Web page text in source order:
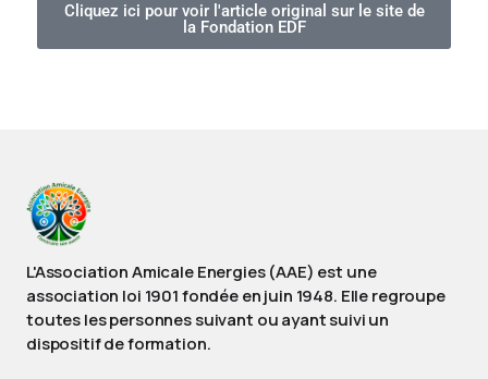
Cliquez ici pour voir l'article original sur le site de
la Fondation EDF
L'Association Amicale Energies (AAE) est une
association loi 1901 fondée en juin 1948. Elle regroupe
toutes les personnes suivant ou ayant suivi un
dispositif de formation.